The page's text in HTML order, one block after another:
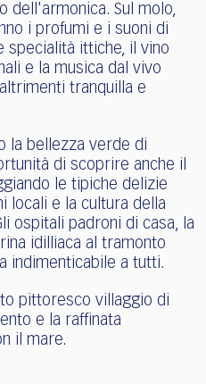
dell'armonica. Sul molo,
i profumi e i suoni di
specialità ittiche, il vino
e la musica dal vivo
tranquilla e
la bellezza verde di
di scoprire anche il
le tipiche delizie
locali e la cultura della
ospitali padroni di casa, la
idilliaca al tramonto
indimenticabile a tutti.
pittoresco villaggio di
e la raffinata
il mare.